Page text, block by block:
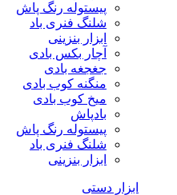
پیستوله رنگ پاش
شلنگ فنری باد
ابزار بنزینی
آچار بکس بادی
جغجغه بادی
منگنه کوب بادی
میخ کوب بادی
بادپاش
پیستوله رنگ پاش
شلنگ فنری باد
ابزار بنزینی
ابزار دستی